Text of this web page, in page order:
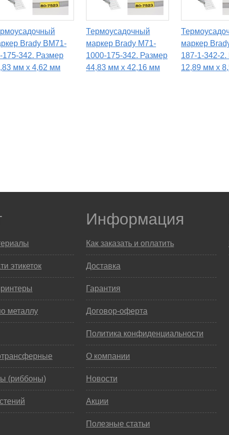
Brady BM71-
175-342. Размер
мм х 4,62 мм
Термоусадочный
маркер Brady M71-
1000-175-342. Размер
44,83 мм х 42,16 мм
маркер
187-1-342-
12,89 мм х
этикеток
металлу
(риббоны)
Информация
Как заказать и оплатить
Доставка
Гарантия
Договор-оферта
Политика конфиденциальности
О компании
Новости
Акции
Полезные статьи